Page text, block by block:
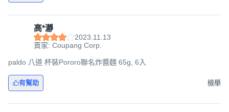
高*瀞
2023.11.13
賣家: Coupang Corp.
paldo 八道 杯裝Pororo聯名炸醬麵 65g, 6入
有幫助 檢舉